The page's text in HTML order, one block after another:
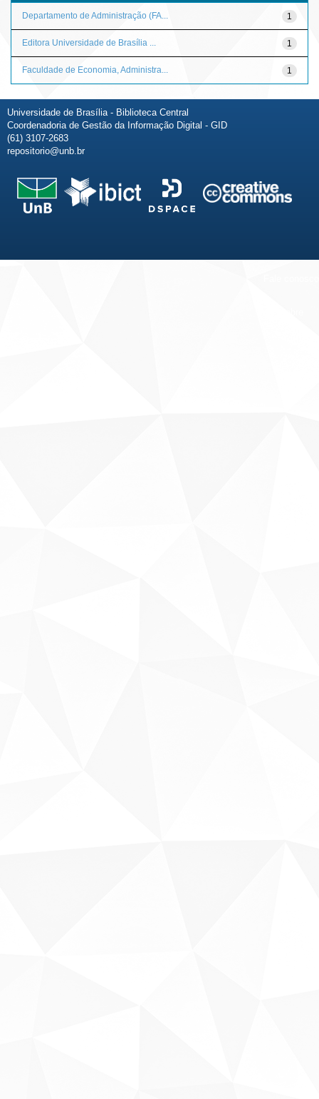
1
Departamento de Administração (FA...
1
Editora Universidade de Brasília ...
1
Faculdade de Economia, Administra...
Universidade de Brasília - Biblioteca Central
Coordenadoria de Gestão da Informação Digital - GID
(61) 3107-2683
repositorio@unb.br